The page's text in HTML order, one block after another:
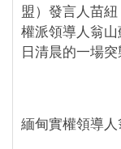
盟）發言人苗
權派領導人翁
日清晨的一場
緬甸實權領導